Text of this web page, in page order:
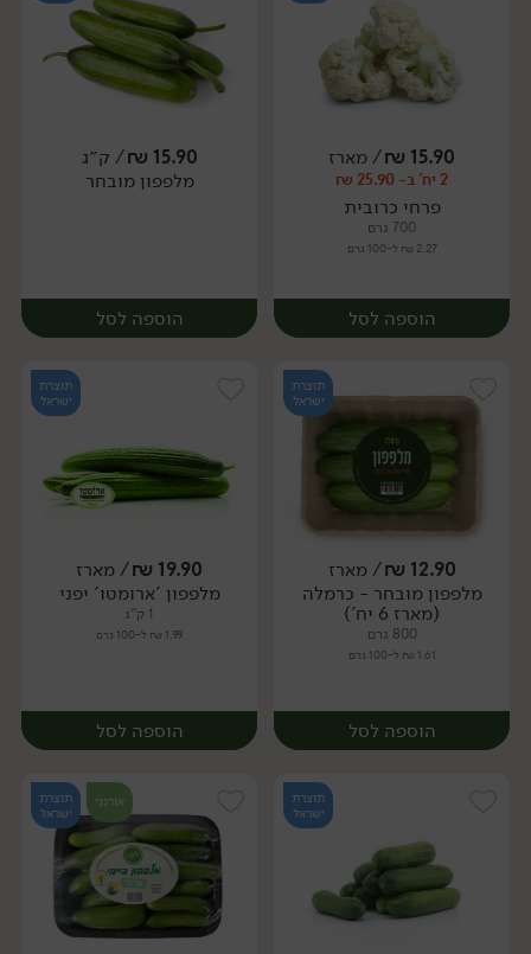
יח׳ יח׳
15.90
₪/ מארז
2 יח' ב- 25.90 ₪
פרחי כרובית
700 גרם
2.27 ₪ ל-100 גרם
הוספה לסל
מארז
15.90
₪/ ק״ג
מלפפון מובחר
הוספה לסל
יח׳ ק״ג
תוצרת
ישראל
12.90
₪/ מארז
מלפפון מובחר - כרמלה
(מארז 6 יח')
800 גרם
1.61 ₪ ל-100 גרם
הוספה לסל
תוצרת
ישראל
19.90
₪/ מארז
מלפפון 'ארומטו' יפני
1 ק"ג
1.99 ₪ ל-100 גרם
הוספה לסל
תוצרת
ישראל
אורגני
תוצרת
ישראל